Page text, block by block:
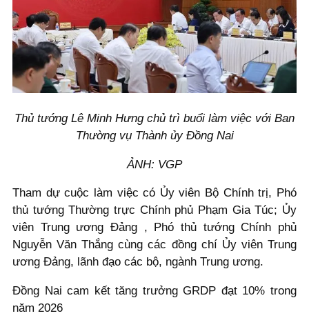
Thủ tướng Lê Minh Hưng chủ trì buổi làm việc với Ban
Thường vụ Thành ủy Đồng Nai
ẢNH: VGP
Tham dự cuộc làm việc có Ủy viên Bộ Chính trị, Phó
thủ tướng Thường trực Chính phủ Phạm Gia Túc; Ủy
viên Trung ương Đảng , Phó thủ tướng Chính phủ
Nguyễn Văn Thắng cùng các đồng chí Ủy viên Trung
ương Đảng, lãnh đạo các bộ, ngành Trung ương.
Đồng Nai cam kết tăng trưởng GRDP đạt 10% trong
năm 2026